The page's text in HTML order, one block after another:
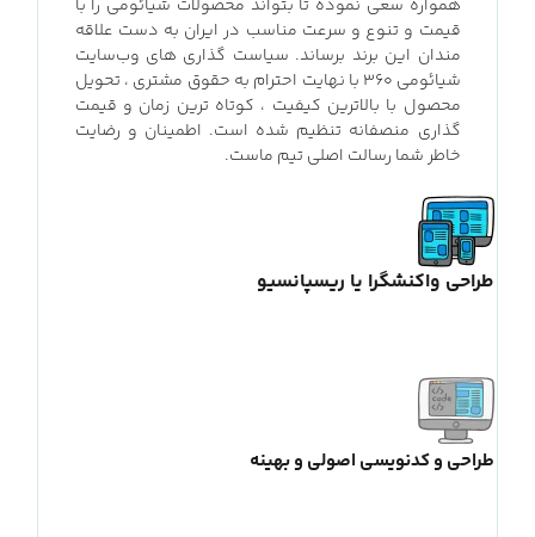
همواره سعی نموده تا بتواند محصولات شیائومی را با
قیمت و تنوع و سرعت مناسب در ایران به دست علاقه
مندان این برند برساند. سیاست گذاری های وب‌سایت
شیائومی ۳۶۰ با نهایت احترام به حقوق مشتری ، تحویل
محصول با بالاترین کیفیت ، کوتاه ترین زمان و قیمت
گذاری منصفانه تنظیم شده است. اطمینان و رضایت
خاطر شما رسالت اصلی تیم ماست.
طراحی واکنشگرا یا ریسپانسیو
طراحی و کدنویسی اصولی و بهینه